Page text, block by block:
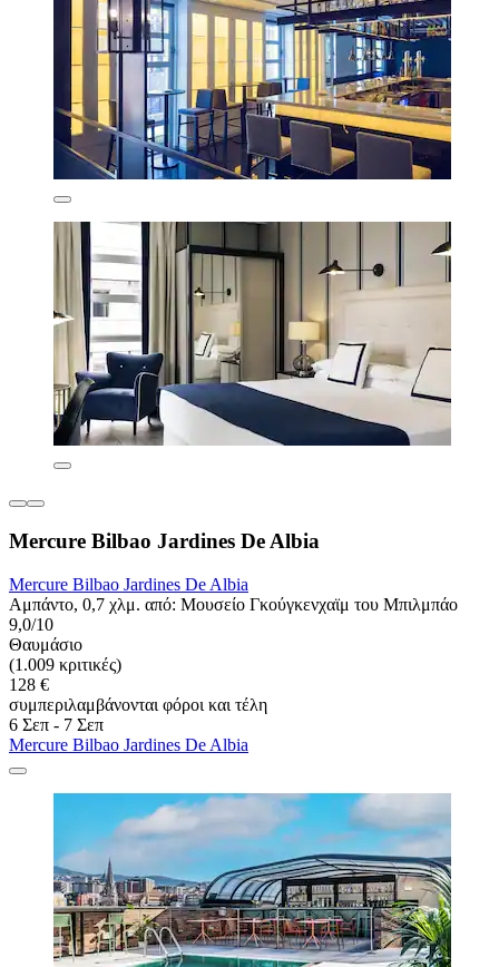
Mercure Bilbao Jardines De Albia
Mercure Bilbao Jardines De Albia
Αμπάντο, 0,7 χλμ. από: Μουσείο Γκούγκενχαϊμ του Μπιλμπάο
9,0/10
Θαυμάσιο
(1.009 κριτικές)
128 €
συμπεριλαμβάνονται φόροι και τέλη
6 Σεπ - 7 Σεπ
Mercure Bilbao Jardines De Albia